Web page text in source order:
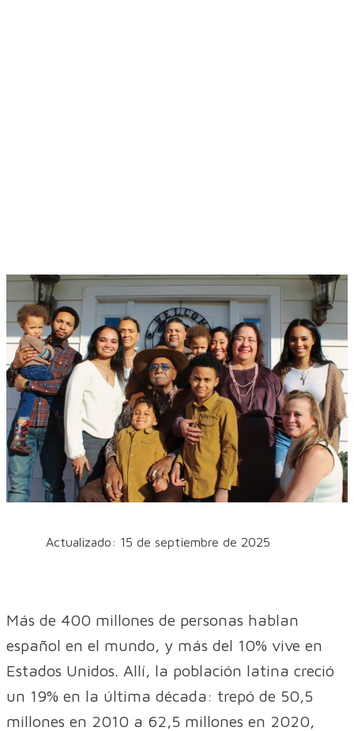
Actualizado: 15 de septiembre de 2025
Más de 400 millones de personas hablan
español en el mundo, y más del 10% vive en
Estados Unidos. Allí, la población latina creció
un 19% en la última década: trepó de 50,5
millones en 2010 a 62,5 millones en 2020,